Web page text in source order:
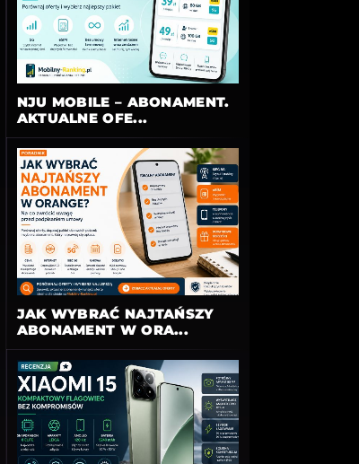
NJU MOBILE – ABONAMENT.
AKTUALNE OFE...
JAK WYBRAĆ NAJTAŃSZY
ABONAMENT W ORA...